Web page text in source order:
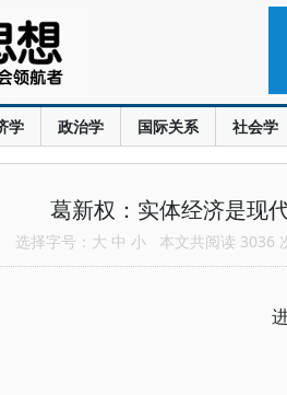
学 政治学 国际关系 社会学
葛新权：实体经济是现
选择字号： 大 中 小 本文共阅读 3036